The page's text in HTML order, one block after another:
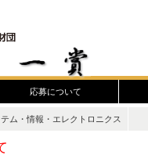
応募について
ム・情報・エレクトロニクス